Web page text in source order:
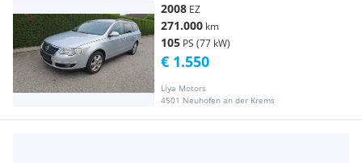
2008 EZ
271.000 km
105 PS (77 kW)
Liya Motors
4501 Neuhofen an der Krems
€ 1.550